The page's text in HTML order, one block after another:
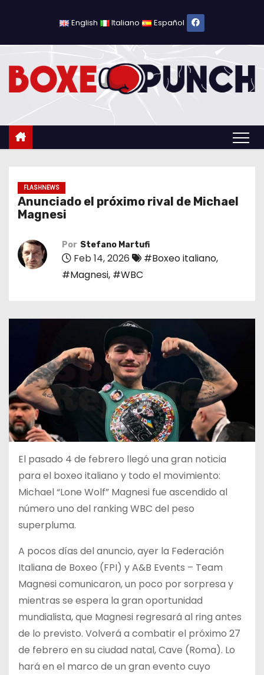
l
English Italiano Español
FLASHNEWS
Anunciado el próximo rival de Michael
Magnesi
Por Stefano Martufi
Feb 14, 2026 #Boxeo italiano,
#Magnesi, #WBC
El pasado 4 de febrero llegó una gran noticia
para el boxeo italiano y todo el movimiento:
Michael “Lone Wolf” Magnesi fue ascendido al
número uno del ranking WBC del peso
superpluma.
A pocos días del anuncio, ayer la Federación
Italiana de Boxeo (FPI) y A&B Events – Team
Magnesi comunicaron, un poco por sorpresa y
mientras se espera la gran oportunidad
mundialista, que Magnesi regresará al ring antes
de lo previsto. Volverá a combatir el próximo 27
de febrero en su ciudad natal, Cave (Roma). Lo
hará en el marco de un gran evento cuyo